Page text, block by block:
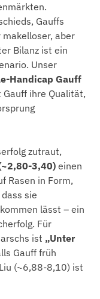
Gauffs
aber
Bilanz ist ein
Unser
Handicap Gauff
ihre Qualität,
zutraut,
3,40) einen
Rasen in Form,
sie
lässt – ein
Für
ist „Unter
Gauff früh
(~6,88-8,10) ist